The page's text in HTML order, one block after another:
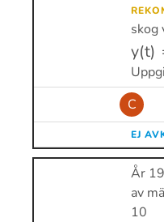
skog
y(t)
C
EJ
År
av
10